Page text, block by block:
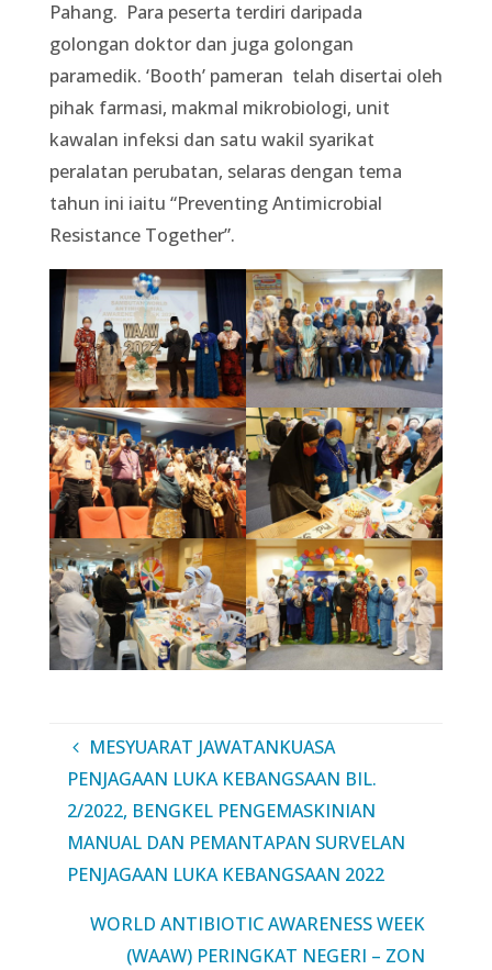
Pahang. Para peserta terdiri daripada
golongan doktor dan juga golongan
paramedik. ‘Booth’ pameran telah disertai oleh
pihak farmasi, makmal mikrobiologi, unit
kawalan infeksi dan satu wakil syarikat
peralatan perubatan, selaras dengan tema
tahun ini iaitu “Preventing Antimicrobial
Resistance Together”.
MESYUARAT JAWATANKUASA
PENJAGAAN LUKA KEBANGSAAN BIL.
2/2022, BENGKEL PENGEMASKINIAN
MANUAL DAN PEMANTAPAN SURVELAN
PENJAGAAN LUKA KEBANGSAAN 2022
WORLD ANTIBIOTIC AWARENESS WEEK
(WAAW) PERINGKAT NEGERI – ZON